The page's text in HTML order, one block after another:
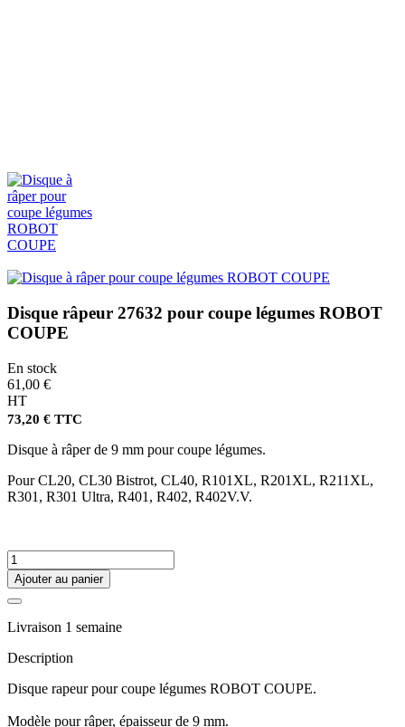
Disque râpeur 27632 pour coupe légumes ROBOT
COUPE
En stock
61,00 €
HT
73,20 € TTC
Disque à râper de 9 mm pour coupe légumes.
Pour CL20, CL30 Bistrot, CL40, R101XL, R201XL, R211XL,
R301, R301 Ultra, R401, R402, R402V.V.
Ajouter au panier
Livraison 1 semaine
Description
Disque rapeur pour coupe légumes ROBOT COUPE.
Modèle pour râper, épaisseur de 9 mm.